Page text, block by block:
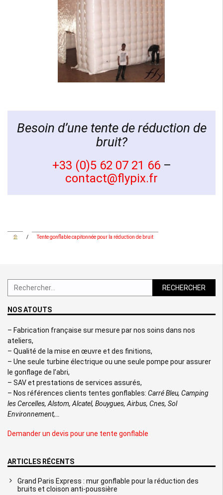
Besoin d’une tente de réduction de
bruit?
+33 (0)5 62 07 21 66–
contact@flypix.fr
/ Tente gonflable capitonnée pour la réduction de bruit
Rechercher :
NOS ATOUTS
– Fabrication française sur mesure par nos soins dans nos
ateliers,
– Qualité de la mise en œuvre et des finitions,
– Une seule turbine électrique ou une seule pompe pour assurer
le gonflage de l’abri,
– SAV et prestations de services assurés,
– Nos références clients tentes gonflables: Carré Bleu, Camping
les Cercelles, Alstom, Alcatel, Bouygues, Airbus, Cnes, Sol
Environnement,…
Demander un devis pour une tente gonflable
ARTICLES RÉCENTS
Grand Paris Express : mur gonflable pour la réduction des
bruits et cloison anti-poussière